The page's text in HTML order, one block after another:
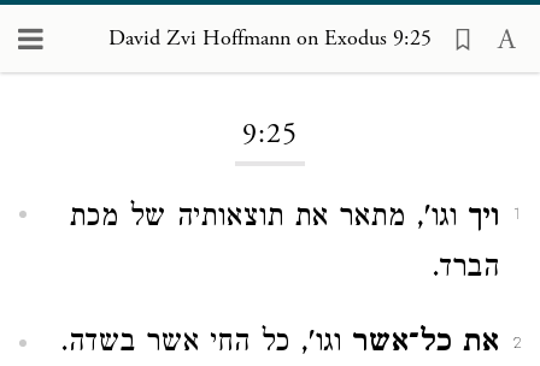
David Zvi Hoffmann on Exodus 9:25
9:25
1 ויך וגו', מתאר את תוצאותיה של מכת
הברד.
2 את כל־אשר וגו', כל החי אשר בשדה.